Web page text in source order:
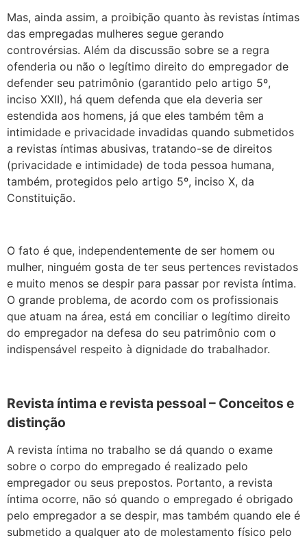
Mas, ainda assim, a proibição quanto às revistas íntimas
das empregadas mulheres segue gerando
controvérsias. Além da discussão sobre se a regra
ofenderia ou não o legítimo direito do empregador de
defender seu patrimônio (garantido pelo artigo 5º,
inciso XXII), há quem defenda que ela deveria ser
estendida aos homens, já que eles também têm a
intimidade e privacidade invadidas quando submetidos
a revistas íntimas abusivas, tratando-se de direitos
(privacidade e intimidade) de toda pessoa humana,
também, protegidos pelo artigo 5º, inciso X, da
Constituição.
O fato é que, independentemente de ser homem ou
mulher, ninguém gosta de ter seus pertences revistados
e muito menos se despir para passar por revista íntima.
O grande problema, de acordo com os profissionais
que atuam na área, está em conciliar o legítimo direito
do empregador na defesa do seu patrimônio com o
indispensável respeito à dignidade do trabalhador.
Revista íntima e revista pessoal – Conceitos e
distinção
A revista íntima no trabalho se dá quando o exame
sobre o corpo do empregado é realizado pelo
empregador ou seus prepostos. Portanto, a revista
íntima ocorre, não só quando o empregado é obrigado
pelo empregador a se despir, mas também quando ele é
submetido a qualquer ato de molestamento físico pelo